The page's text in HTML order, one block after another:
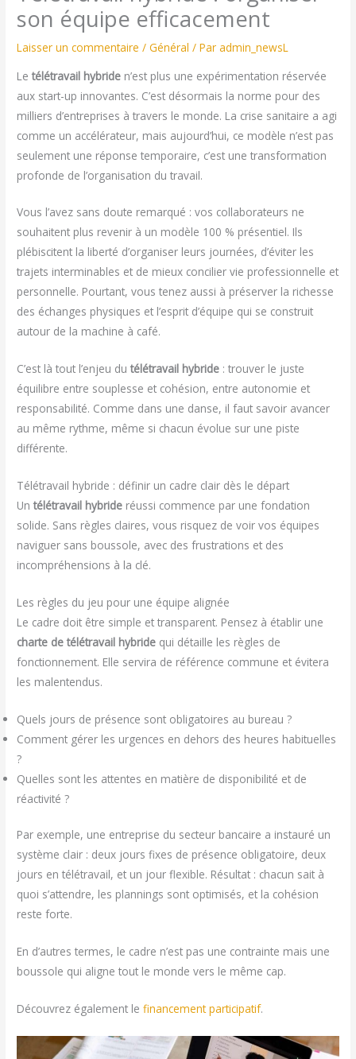
son équipe efficacement
Laisser un commentaire /Général / Paradmin_newsL
Letélétravail hybride n’est plus une expérimentation réservée
aux start-up innovantes. C’est désormais la norme pour des
milliers d’entreprises à travers le monde. La crise sanitaire a agi
comme un accélérateur, mais aujourd’hui, ce modèle n’est pas
seulement une réponse temporaire, c’est une transformation
profonde de l’organisation du travail.
Vous l’avez sans doute remarqué : vos collaborateurs ne
souhaitent plus revenir à un modèle 100 % présentiel. Ils
plébiscitent la liberté d’organiser leurs journées, d’éviter les
trajets interminables et de mieux concilier vie professionnelle et
personnelle. Pourtant, vous tenez aussi à préserver la richesse
des échanges physiques et l’esprit d’équipe qui se construit
autour de la machine à café.
C’est là tout l’enjeu dutélétravail hybride : trouver le juste
équilibre entre souplesse et cohésion, entre autonomie et
responsabilité. Comme dans une danse, il faut savoir avancer
au même rythme, même si chacun évolue sur une piste
différente.
Télétravail hybride : définir un cadre clair dès le départ
Untélétravail hybride réussi commence par une fondation
solide. Sans règles claires, vous risquez de voir vos équipes
naviguer sans boussole, avec des frustrations et des
incompréhensions à la clé.
Les règles du jeu pour une équipe alignée
Le cadre doit être simple et transparent. Pensez à établir une
charte de télétravail hybride qui détaille les règles de
fonctionnement. Elle servira de référence commune et évitera
les malentendus.
Quels jours de présence sont obligatoires au bureau ?
Comment gérer les urgences en dehors des heures habituelles
?
Quelles sont les attentes en matière de disponibilité et de
réactivité ?
Par exemple, une entreprise du secteur bancaire a instauré un
système clair : deux jours fixes de présence obligatoire, deux
jours en télétravail, et un jour flexible. Résultat : chacun sait à
quoi s’attendre, les plannings sont optimisés, et la cohésion
reste forte.
En d’autres termes, le cadre n’est pas une contrainte mais une
boussole qui aligne tout le monde vers le même cap.
Découvrez également lefinancement participatif.